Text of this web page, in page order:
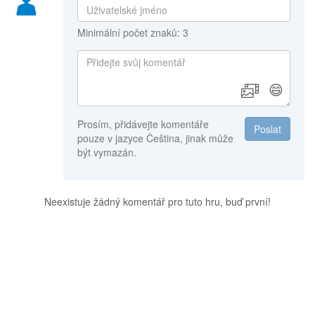
Minimální počet znaků: 3
😄
Poslat
Prosím, přidávejte komentáře
pouze v jazyce Čeština, jinak může
být vymazán.
Neexistuje žádný komentář pro tuto hru, buď první!